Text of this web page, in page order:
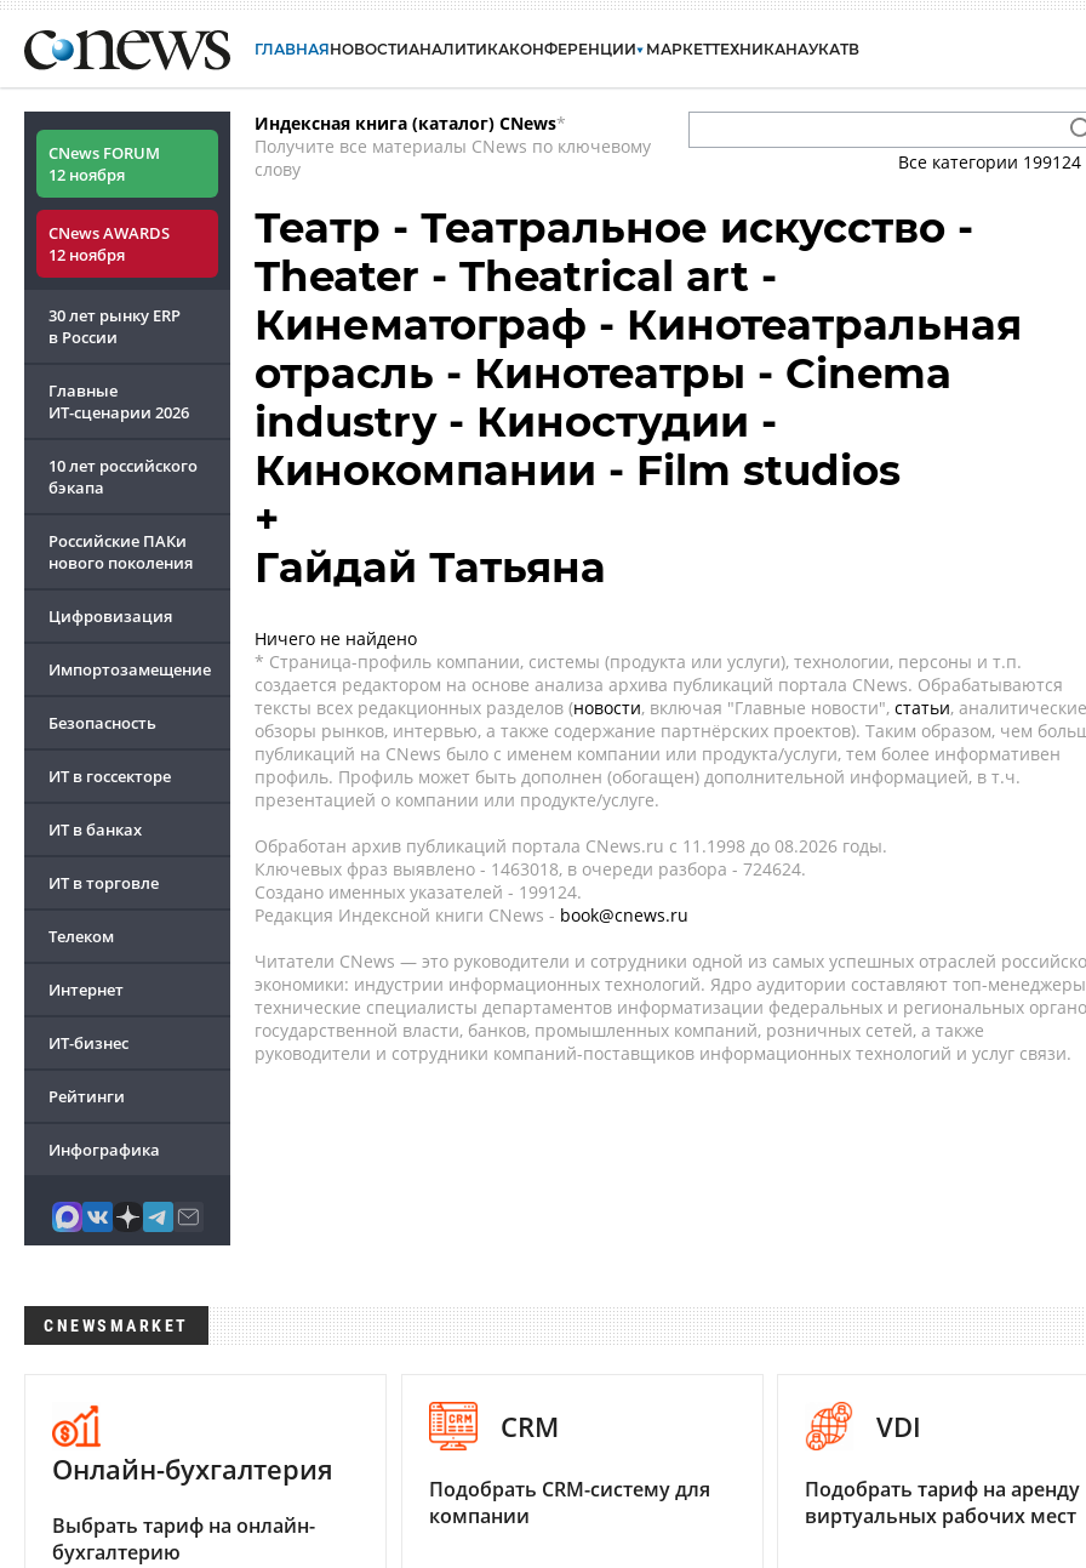
ГЛАВНАЯНОВОСТИАНАЛИТИКАКОНФЕРЕНЦИИ МАРКЕТТЕХНИКАНАУКАТВ
CNews FORUM
12 ноября
CNews AWARDS
12 ноября
30 лет рынку ERP
в России
Главные
ИТ-сценарии 2026
10 лет российского
бэкапа
Российские ПАКи
нового поколения
Цифровизация
Импортозамещение
Безопасность
ИТ в госсекторе
ИТ в банках
ИТ в торговле
Телеком
Интернет
ИТ-бизнес
Рейтинги
Инфографика
Индексная книга (каталог) CNews*
Получите все материалы CNews по ключевому
слову
Все категории 199124
Театр - Театральное искусство -
Theater - Theatrical art -
Кинематограф - Кинотеатральная
отрасль - Кинотеатры - Cinema
industry - Киностудии -
Кинокомпании - Film studios
+
Гайдай Татьяна
Ничего не найдено
* Страница-профиль компании, системы (продукта или услуги), технологии, персоны и т.п.
создается редактором на основе анализа архива публикаций портала CNews. Обрабатываются
тексты всех редакционных разделов (новости, включая "Главные новости", статьи, аналитические
обзоры рынков, интервью, а также содержание партнёрских проектов). Таким образом, чем
публикаций на CNews было с именем компании или продукта/услуги, тем более информативен
профиль. Профиль может быть дополнен (обогащен) дополнительной информацией, в т.ч.
презентацией о компании или продукте/услуге.
Обработан архив публикаций портала CNews.ru c 11.1998 до 08.2026 годы.
Ключевых фраз выявлено - 1463018, в очереди разбора - 724624.
Создано именных указателей - 199124.
Редакция Индексной книги CNews - book@cnews.ru
Читатели CNews — это руководители и сотрудники одной из самых успешных отраслей
экономики: индустрии информационных технологий. Ядро аудитории составляют топ-
технические специалисты департаментов информатизации федеральных и региональных
государственной власти, банков, промышленных компаний, розничных сетей, а также
руководители и сотрудники компаний-поставщиков информационных технологий и услуг связи.
CNEWSMARKET
Онлайн-бухгалтерия
Выбрать тариф на онлайн-
бухгалтерию
CRM
Подобрать CRM-систему для
компании
VDI
Подобрать тариф на аренду
виртуальных рабочих мест